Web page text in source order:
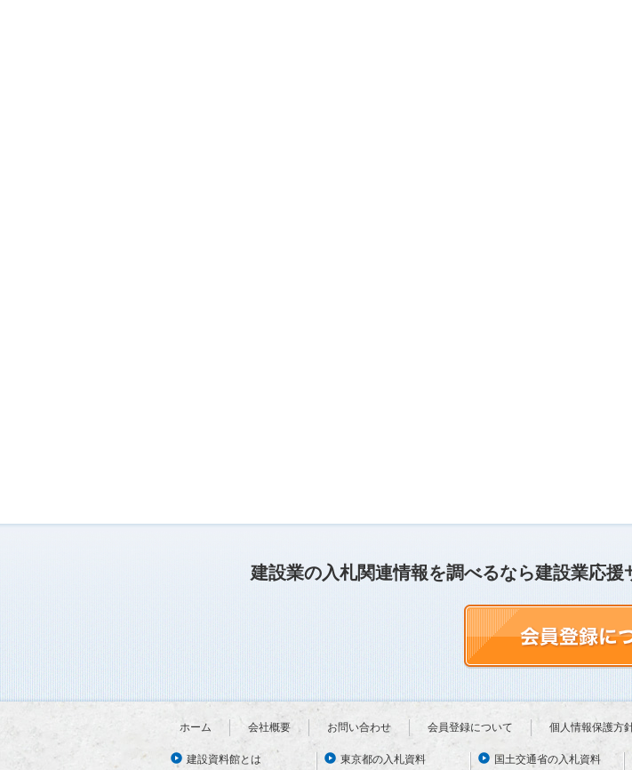
建設業の入札関連情報を調べるなら建設業応援
ホーム 会社概要 お問い合わせ 会員登録について 個人情報保護方
建設資料館とは 東京都の入札資料 国土交通省の入札資料